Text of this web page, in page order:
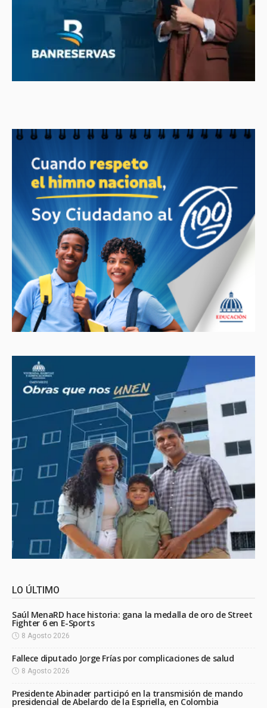
LO ÚLTIMO
Saúl MenaRD hace historia: gana la medalla de oro de Street
Fighter 6 en E-Sports
8 Agosto 2026
Fallece diputado Jorge Frías por complicaciones de salud
8 Agosto 2026
Presidente Abinader participó en la transmisión de mando
presidencial de Abelardo de la Espriella, en Colombia